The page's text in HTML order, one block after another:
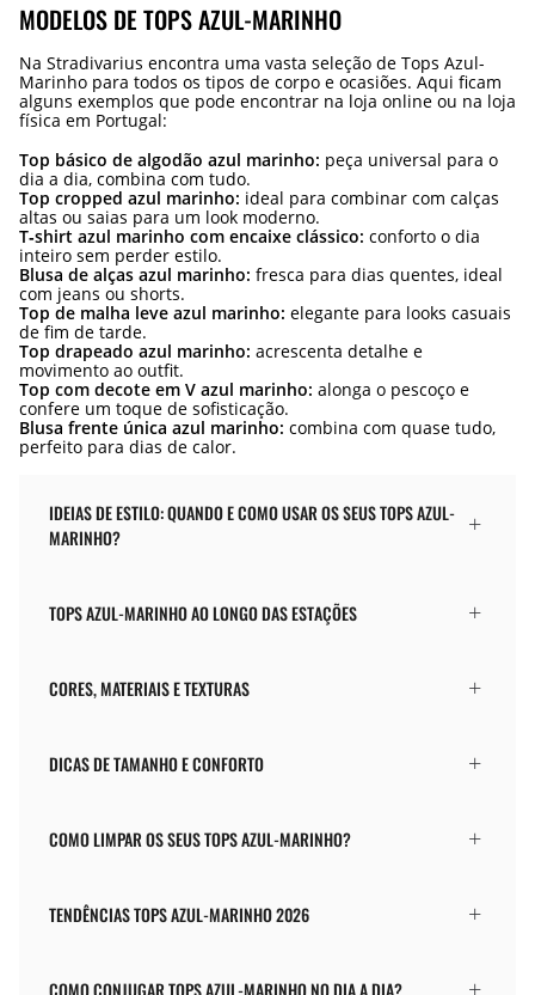
MODELOS DE TOPS AZUL-MARINHO
Na Stradivarius encontra uma vasta seleção de Tops Azul-
Marinho para todos os tipos de corpo e ocasiões. Aqui ficam
alguns exemplos que pode encontrar na loja online ou na loja
física em Portugal:
Top básico de algodão azul marinho: peça universal para o
dia a dia, combina com tudo.
Top cropped azul marinho: ideal para combinar com calças
altas ou saias para um look moderno.
T‑shirt azul marinho com encaixe clássico: conforto o dia
inteiro sem perder estilo.
Blusa de alças azul marinho: fresca para dias quentes, ideal
com jeans ou shorts.
Top de malha leve azul marinho: elegante para looks casuais
de fim de tarde.
Top drapeado azul marinho: acrescenta detalhe e
movimento ao outfit.
Top com decote em V azul marinho: alonga o pescoço e
confere um toque de sofisticação.
Blusa frente única azul marinho: combina com quase tudo,
perfeito para dias de calor.
IDEIAS DE ESTILO: QUANDO E COMO USAR OS SEUS TOPS AZUL-
MARINHO?
TOPS AZUL-MARINHO AO LONGO DAS ESTAÇÕES
CORES, MATERIAIS E TEXTURAS
DICAS DE TAMANHO E CONFORTO
COMO LIMPAR OS SEUS TOPS AZUL-MARINHO?
TENDÊNCIAS TOPS AZUL-MARINHO 2026